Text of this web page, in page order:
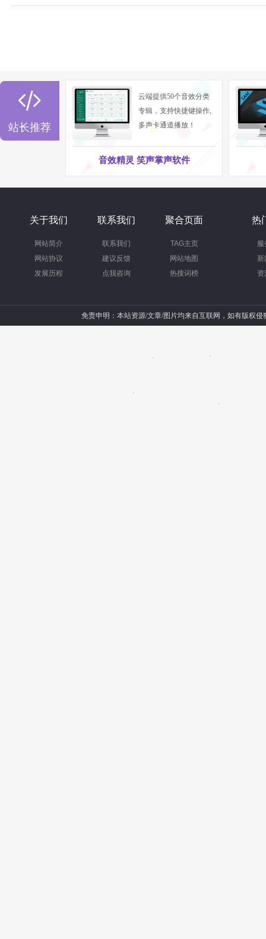

站长推荐
云端提供50个音效分类
专辑，支持快捷键操作,
多声卡通道播放！
音效精灵 笑声掌声软件
关于我们
网站简介
网站协议
发展历程
联系我们
联系我们
建议反馈
点我咨询
聚合页面
TAG主页
网站地图
热搜词榜
热
服
新
资
免责申明：本站资源/文章/图片均来自互联网，如有版权